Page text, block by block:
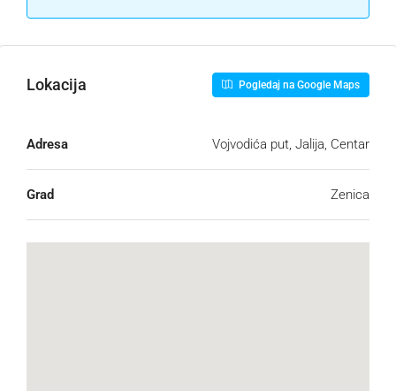
Lokacija Pogledaj na Google Maps
Adresa Vojvodića put, Jalija, Centar
Grad Zenica